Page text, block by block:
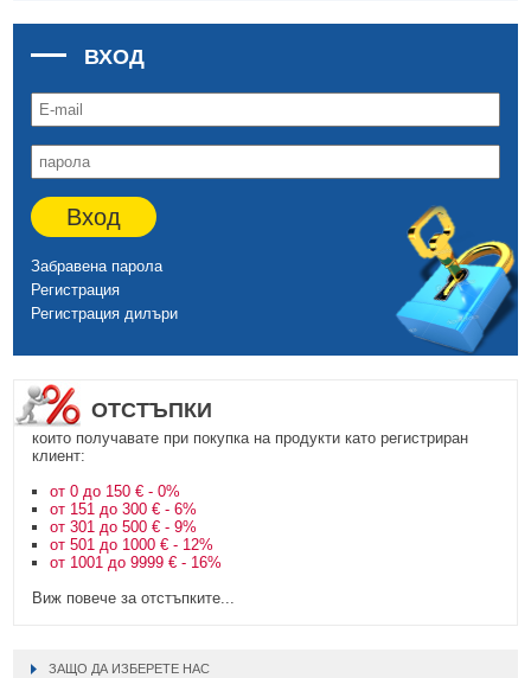
ВХОД
Вход
Забравена парола
Регистрация
Регистрация дилъри
ОТСТЪПКИ
които получавате при покупка на продукти като регистриран
клиент:
от 0 до 150 € - 0%
от 151 до 300 € - 6%
от 301 до 500 € - 9%
от 501 до 1000 € - 12%
от 1001 до 9999 € - 16%
Виж повече за отстъпките...
ЗАЩО ДА ИЗБЕРЕТЕ НАС